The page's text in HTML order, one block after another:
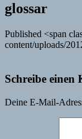
glossar
Published <span
content/uploads/
Schreibe einen
Deine E-Mail-